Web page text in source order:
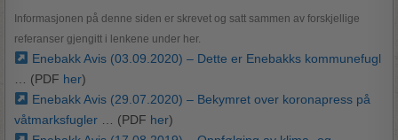
Informasjonen på denne siden er skrevet og satt sammen av forskjellige
referanser gjengitt i lenkene under her.
Enebakk Avis (03.09.2020) – Dette er Enebakks kommunefugl
… (PDF her)
Enebakk Avis (29.07.2020) – Bekymret over koronapress på
våtmarksfugler … (PDF her)